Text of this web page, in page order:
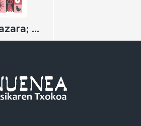
Ondarea Plazara; Ondarearen europako jardunaldiak 2019; Jornadas europeas del patrimonio